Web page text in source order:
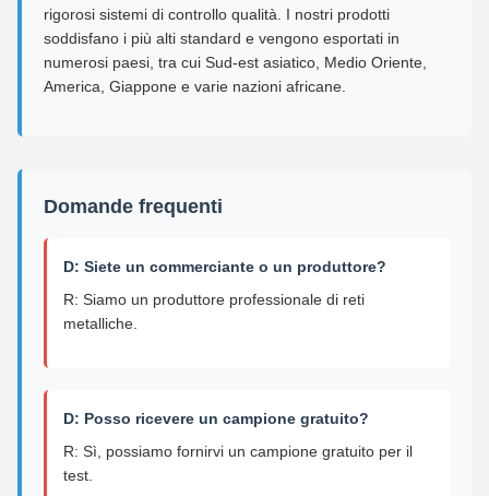
rigorosi sistemi di controllo qualità. I nostri prodotti
soddisfano i più alti standard e vengono esportati in
numerosi paesi, tra cui Sud-est asiatico, Medio Oriente,
America, Giappone e varie nazioni africane.
Domande frequenti
D: Siete un commerciante o un produttore?
R: Siamo un produttore professionale di reti
metalliche.
D: Posso ricevere un campione gratuito?
R: Sì, possiamo fornirvi un campione gratuito per il
test.